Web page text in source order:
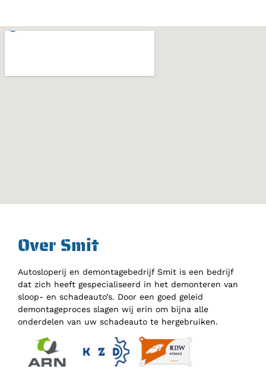
Over Smit
Autosloperij en demontagebedrijf Smit is een bedrijf
dat zich heeft gespecialiseerd in het demonteren van
sloop- en schadeauto’s. Door een goed geleid
demontageproces slagen wij erin om bijna alle
onderdelen van uw schadeauto te hergebruiken.